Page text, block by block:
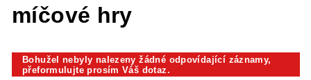
míčové hry
Bohužel nebyly nalezeny žádné odpovídající záznamy,
přeformulujte prosím Váš dotaz.